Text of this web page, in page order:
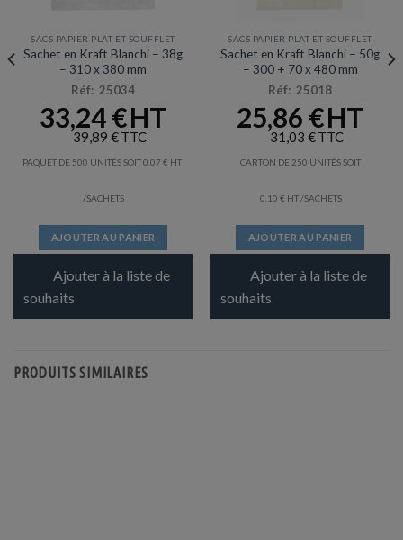
SACS PAPIER PLAT ET SOUFFLET
Sachet en Kraft Blanchi – 38g
– 310 x 380 mm
Réf: 25034
33,24€
39,89 €
PAQUET DE 500 UNITÉS SOIT0,07 €
/SACHETS
AJOUTER AU PANIER
Ajouter à la liste de
souhaits
SACS PAPIER PLAT ET SOUFFLET
Sachet en Kraft Blanchi – 50g
– 300 + 70 x 480 mm
Réf: 25018
25,86 €
31,03 €
CARTON DE 250 UNITÉS SOIT
0,10 € /SACHETS
AJOUTER AU PANIER
Ajouter à la liste de
souhaits
PRODUITS SIMILAIRES